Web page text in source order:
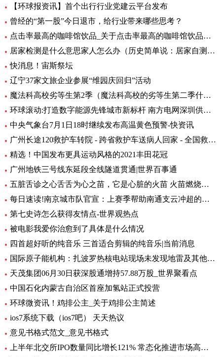
【环球报资讯】首个出行行业党建云平台发布
曾经的“第一股”今日退市，给行业带来哪些思考？
点击率最高的咖啡馆饮品_关于点击率最高的咖啡馆饮品介绍
居家检测是什么意思家人怎么办（历史简单说：居家自测阳性怎么办专家解答） 全球快资讯
快消息！宙斯祭坛
辽宁37家文旅企业参展“维园庆回归”活动
魔法科高校劣等生第2季（魔法科高校的劣等生第二季什么时候出）_环球热头条
环球滚动:打造数字能源先锋城市新标杆 南方电网深圳供电局主题展厅亮相数能展
中央气象台7月1日18时继续发布高温黄色预警-快资讯
广州长途120救护车转院 - 跨省救护车送病人回家 - 全国救护团队_快资讯
精选！中国发布更具运动风格的2021丰田花冠
广州地铁三号线东延段全线隧道贯通|世界百事通
五脏舌诊之心舌舌为心之苗，它是心脏的火苗 火苗燃烧的时候，你会发
每日速读!南京城市队官宣：上赛季帮助南通支云冲超的特拉奥雷加盟
第七史诗怎么获得友情点-世界观热点
被电影我爱你治愈到了具体是什么情况
四首超好听的纯音乐 三首适合剪辑的纯音乐|当前消息
国际原子能机构：扎波罗热核电站现场未发现地雷及其他爆炸物
天茂集团06月30日获深股通增持57.88万股_世界聚看点
中国石化内蒙古自治区首座加氢站正式投营
环球微资讯！鸡排公主_关于鸡排公主简述
ios7系统下载（ios7吧） 天天热议
意见书格式范文_意见书格式
上半年北交所IPO数量同比增长121% 常态化推进市场高质量扩容 要闻